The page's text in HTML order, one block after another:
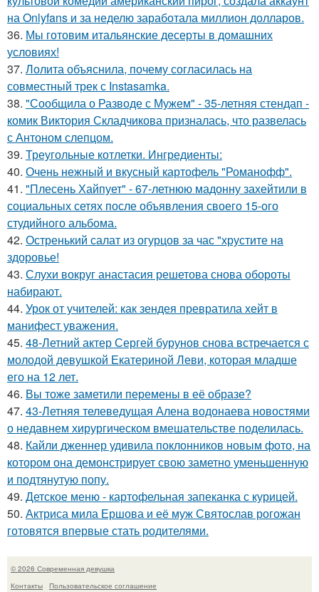
на Onlyfans и за неделю заработала миллион долларов.
36. Мы готовим итальянские десерты в домашних
условиях!
37. Лолита объяснила, почему согласилась на
совместный трек с Instasamka.
38. "Сообщила о Разводе с Мужем" - 35-летняя стендап -
комик Виктория Складчикова призналась, что развелась
с Антоном слепцом.
39. Треугольные котлетки. Ингредиенты:
40. Очень нежный и вкусный картофель "Романофф".
41. "Плесень Хайпует" - 67-летнюю мадонну захейтили в
социальных сетях после объявления своего 15-ого
студийного альбома.
42. Остренький салат из огурцов за час "хрустите нa
здоровье!
43. Слухи вокруг анастасия решетова снова обороты
набирают.
44. Урок от учителей: как зендея превратила хейт в
манифест уважения.
45. 48-Летний актер Сергей бурунов снова встречается с
молодой девушкой Екатериной Леви, которая младше
его на 12 лет.
46. Вы тоже заметили перемены в её образе?
47. 43-Летняя телеведущая Алена водонаева новостями
о недавнем хирургическом вмешательстве поделилась.
48. Кайли дженнер удивила поклонников новым фото, на
котором она демонстрирует свою заметно уменьшенную
и подтянутую попу.
49. Детское меню - картофельная запеканка с курицей.
50. Актриса мила Ершова и её муж Святослав рогожан
готовятся впервые стать родителями.
© 2026 Современная девушка
Контакты
Пользовательское соглашение